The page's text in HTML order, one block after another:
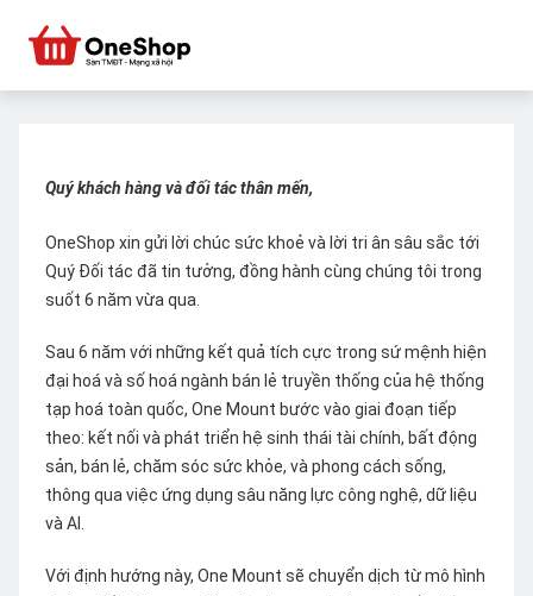
Quý khách hàng và đối tác thân mến,
OneShop xin gửi lời chúc sức khoẻ và lời tri ân sâu sắc tới
Quý Đối tác đã tin tưởng, đồng hành cùng chúng tôi trong
suốt 6 năm vừa qua.
Sau 6 năm với những kết quả tích cực trong sứ mệnh hiện
đại hoá và số hoá ngành bán lẻ truyền thống của hệ thống
tạp hoá toàn quốc, One Mount bước vào giai đoạn tiếp
theo: kết nối và phát triển hệ sinh thái tài chính, bất động
sản, bán lẻ, chăm sóc sức khỏe, và phong cách sống,
thông qua việc ứng dụng sâu năng lực công nghệ, dữ liệu
và AI.
Với định hướng này, One Mount sẽ chuyển dịch từ mô hình